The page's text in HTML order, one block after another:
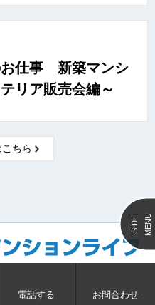
お仕事 新築マンシ
リア販売会編～
ちら
のプロ、あなぶきハウジンググループ
電話する お問合わせ
SIDE MENU